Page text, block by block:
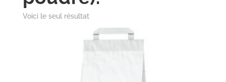
Voici le seul résultat